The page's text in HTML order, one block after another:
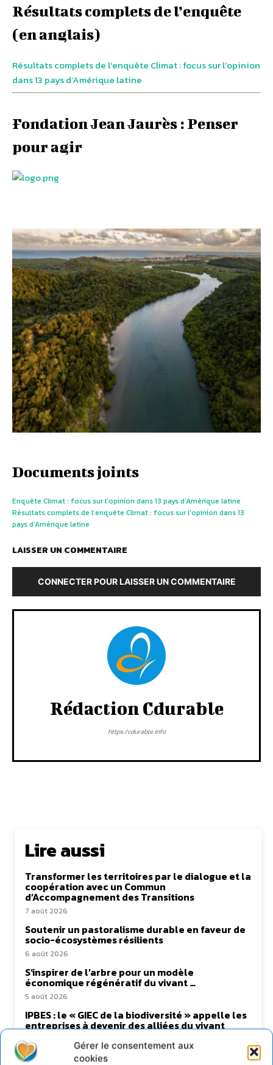
Gérer le consentement aux
cookies
Résultats complets de l’enquête
(en anglais)
Résultats complets de l’enquête Climat : focus sur l’opinion
dans 13 pays d’Amérique latine
Fondation Jean Jaurès : Penser
pour agir
Documents joints
Enquête Climat : focus sur l’opinion dans 13 pays d’Amérique latine
Résultats complets de l’enquête Climat : focus sur l’opinion dans 13
pays d’Amérique latine
LAISSER UN COMMENTAIRE
CONNECTER POUR LAISSER UN COMMENTAIRE
Rédaction Cdurable
https:/cdurable.info
Lire aussi
Transformer les territoires par le dialogue et la
coopération avec un Commun
d’Accompagnement des Transitions
7 août 2026
Soutenir un pastoralisme durable en faveur de
socio-écosystèmes résilients
6 août 2026
S’inspirer de l’arbre pour un modèle
économique régénératif du vivant …
5 août 2026
IPBES : le « GIEC de la biodiversité » appelle les
entreprises à devenir des alliées du vivant
4 août 2026